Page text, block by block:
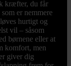
kræfter, du får
er nemmere
hurtigt og
vil – såsom
børnene eller at
komfort, men
giver dig